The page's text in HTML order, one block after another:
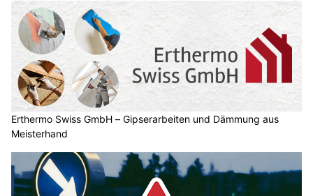
Erthermo Swiss GmbH – Gipserarbeiten und Dämmung aus
Meisterhand